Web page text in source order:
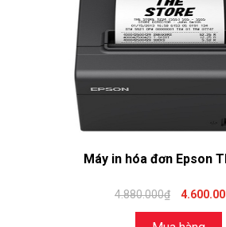
Máy in hóa đơn Epson
4.880.000₫